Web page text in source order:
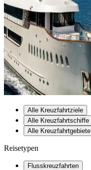
Alle Kreuzfahrtziele
Alle Kreuzfahrtschiffe
Alle Kreuzfahrtgebiete
Reisetypen
Flusskreuzfahrten